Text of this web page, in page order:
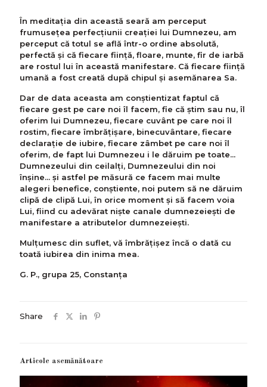
În meditația din această seară am perceput
frumusețea perfecțiunii creației lui Dumnezeu, am
perceput că totul se află într-o ordine absolută,
perfectă și că fiecare fiinţă, floare, munte, fir de iarbă
are rostul lui în această manifestare. Că fiecare fiinţă
umană a fost creată după chipul și asemănarea Sa.
Dar de data aceasta am conștientizat faptul că
fiecare gest pe care noi îl facem, fie că știm sau nu, îl
oferim lui Dumnezeu, fiecare cuvânt pe care noi îl
rostim, fiecare îmbrăţişare, binecuvântare, fiecare
declarație de iubire, fiecare zâmbet pe care noi îl
oferim, de fapt lui Dumnezeu i le dăruim pe toate...
Dumnezeului din ceilalți, Dumnezeului din noi
înșine... și astfel pe măsură ce facem mai multe
alegeri benefice, conștiente, noi putem să ne dăruim
clipă de clipă Lui, în orice moment și să facem voia
Lui, fiind cu adevărat niște canale dumnezeiești de
manifestare a atributelor dumnezeieşti.
Mulţumesc din suflet, vă îmbrățișez încă o dată cu
toată iubirea din inima mea.
G. P., grupa 25, Constanța
Share
Articole asemănătoare